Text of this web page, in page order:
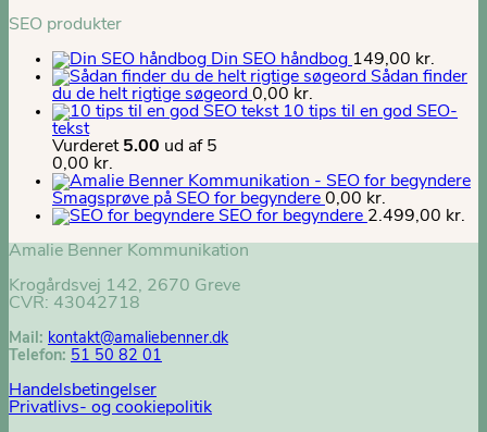
SEO produkter
Din SEO håndbog 149,00 kr.
Sådan finder
du de helt rigtige søgeord 0,00 kr.
10 tips til en god SEO-
tekst
Vurderet 5.00 ud af 5
0,00 kr.
Smagsprøve på SEO for begyndere 0,00 kr.
SEO for begyndere 2.499,00 kr.
Amalie Benner Kommunikation
Krogårdsvej 142, 2670 Greve
CVR: 43042718
Mail: kontakt@amaliebenner.dk
Telefon: 51 50 82 01
Handelsbetingelser
Privatlivs- og cookiepolitik